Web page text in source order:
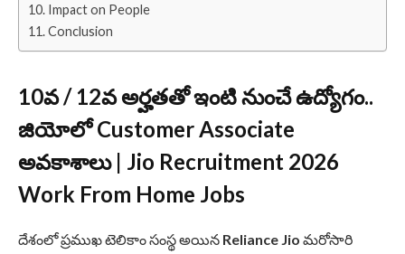
Impact on People
Conclusion
10వ / 12వ అర్హతతో ఇంటి నుంచే ఉద్యోగం..
జియోలో Customer Associate
అవకాశాలు | Jio Recruitment 2026
Work From Home Jobs
దేశంలో ప్రముఖ టెలికాం సంస్థ అయిన Reliance Jio మరోసారి